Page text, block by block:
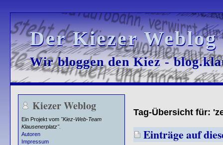
Der Kiezer
Der Kiezer
Wir bloggen den Kiez -
Wir bloggen den Kiez -
Kiezer Weblog
Ein Projekt vom "Kiez-Web-Team
Klausenerplatz".
Autoren
Impressum
Tag-Übersicht für:
Einträge auf